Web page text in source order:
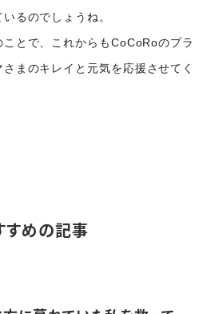
るのでしょうね。
とで、これからもCoCoRoのプラ
まのキレイと元気を応援させてく
すめの記事